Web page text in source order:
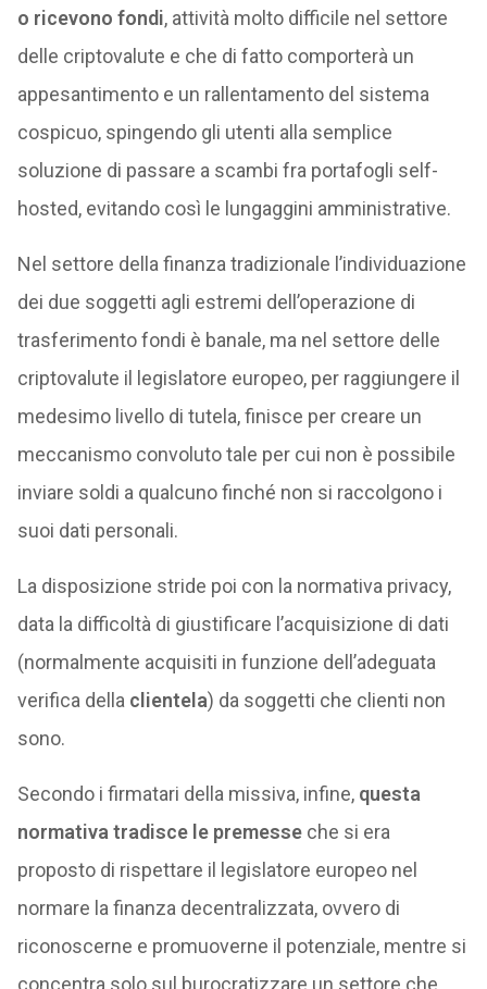
o ricevono fondi, attività molto difficile nel settore
delle criptovalute e che di fatto comporterà un
appesantimento e un rallentamento del sistema
cospicuo, spingendo gli utenti alla semplice
soluzione di passare a scambi fra portafogli self-
hosted, evitando così le lungaggini amministrative.
Nel settore della finanza tradizionale l’individuazione
dei due soggetti agli estremi dell’operazione di
trasferimento fondi è banale, ma nel settore delle
criptovalute il legislatore europeo, per raggiungere il
medesimo livello di tutela, finisce per creare un
meccanismo convoluto tale per cui non è possibile
inviare soldi a qualcuno finché non si raccolgono i
suoi dati personali.
La disposizione stride poi con la normativa privacy,
data la difficoltà di giustificare l’acquisizione di dati
(normalmente acquisiti in funzione dell’adeguata
verifica della clientela) da soggetti che clienti non
sono.
Secondo i firmatari della missiva, infine, questa
normativa tradisce le premesseche si era
proposto di rispettare il legislatore europeo nel
normare la finanza decentralizzata, ovvero di
riconoscerne e promuoverne il potenziale, mentre si
concentra solo sul burocratizzare un settore che